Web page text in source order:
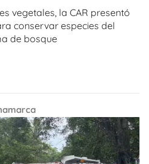
vegetales, la CAR presentó
conservar especies del
de bosque